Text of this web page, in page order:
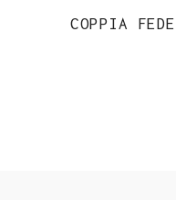
COPPIA